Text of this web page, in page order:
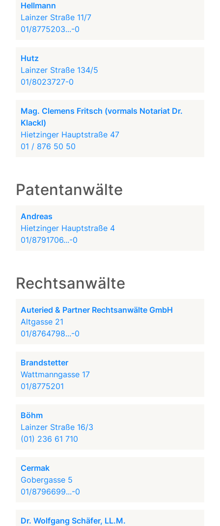
Hellmann
Lainzer Straße 11/7
01/8775203...-0
Hutz
Lainzer Straße 134/5
01/8023727-0
Mag. Clemens Fritsch (vormals Notariat Dr.
Klackl)
Hietzinger Hauptstraße 47
01 / 876 50 50
Patentanwälte
Andreas
Hietzinger Hauptstraße 4
01/8791706...-0
Rechtsanwälte
Auteried & Partner Rechtsanwälte GmbH
Altgasse 21
01/8764798...-0
Brandstetter
Wattmanngasse 17
01/8775201
Böhm
Lainzer Straße 16/3
(01) 236 61 710
Cermak
Gobergasse 5
01/8796699...-0
Dr. Wolfgang Schäfer, LL.M.